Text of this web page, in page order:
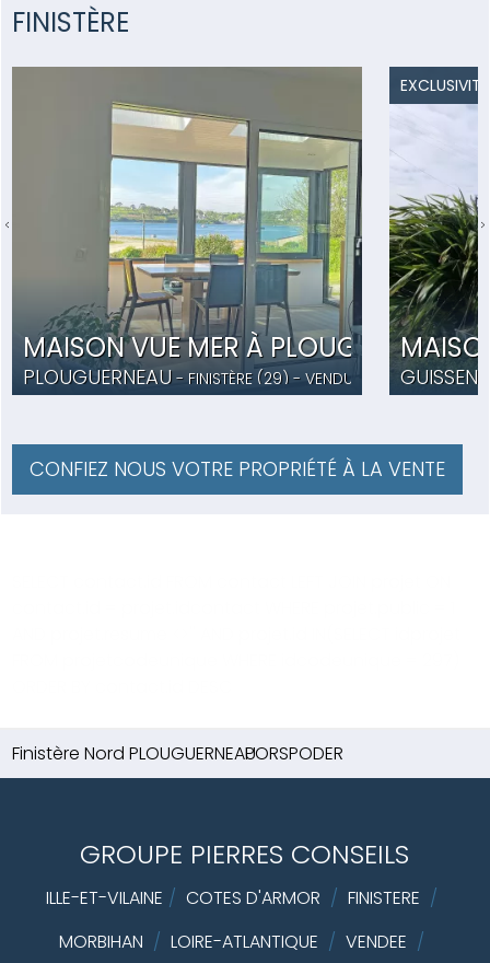
FINISTÈRE
MAISON VUE MER À PLOUGUERNEAU
PLOUGUERNEAU- FINISTÈRE (29) -VENDU - CC5553GUISSENY
EXCLUSIVITÉ
CONFIEZ NOUS VOTRE PROPRIÉTÉ À LA VENTE
Finistère Nord PLOUGUERNEAUPORSPODER
GROUPE PIERRES CONSEILS
ILLE-ET-VILAINE / COTES D'ARMOR / FINISTERE /
MORBIHAN / LOIRE-ATLANTIQUE / VENDEE /